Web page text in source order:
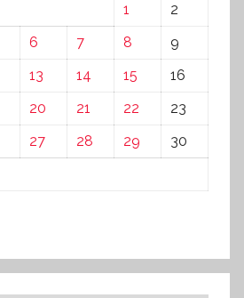
1
2
6 7 8
9
13 14 15
16
20 21 22
23
27 28 29
30